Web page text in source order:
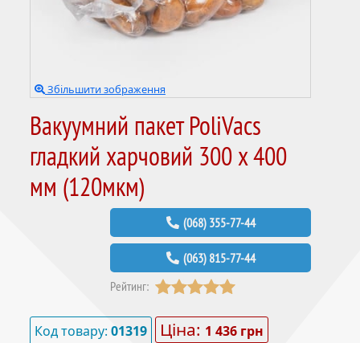
Збільшити зображення
Вакуумний пакет PoliVacs
гладкий харчовий 300 х 400
мм (120мкм)
(068) 355-77-44
(063) 815-77-44
Рейтинг:
Код товару: 01319 Ціна: 1 436 грн